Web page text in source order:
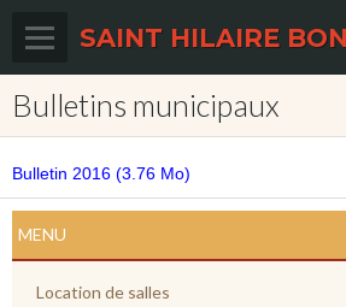
SAINT HILAIRE
Accueil
Actualités
Album photos
Contact
Bulletins municipaux
Bulletin 2016 (3.76 Mo)
MENU
Location de salles